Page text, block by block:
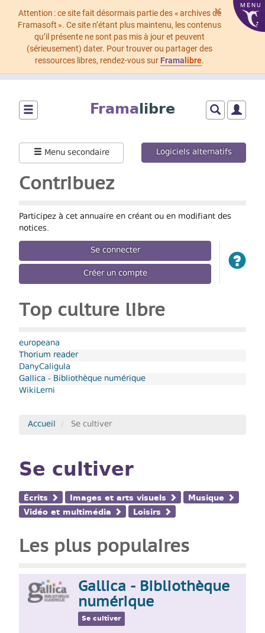
×
Attention : ce site fait désormais partie des « archives de
Framasoft ». Ce site n’étant plus maintenu, les contenus
qu’il présente ne sont pas mis à jour et peuvent
(sérieusement) dater. Pour trouver ou partager des
ressources libres, rendez-vous sur Frama libre.
MENU
contenu
principal
Framalibre
menu
menu
formulaire
Menu secondaire Logiciels alternatifs
Contribuez
Participez à cet annuaire en créant ou en modifiant des
notices.
Se connecter
Créer un compte
Top culture libre
europeana
Thorium reader
DanyCaligula
Gallica - Bibliothèque numérique
WikiLerni
Accueil Se cultiver
Se cultiver
Écrits Images et arts visuels
Musique
Vidéo et multimédia
Loisirs
Les plus populaires
Gallica - Bibliothèque
numérique
Se cultiver